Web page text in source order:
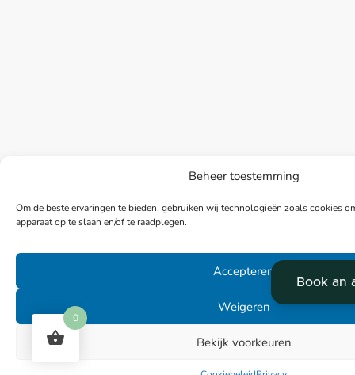
Beheer toestemming
Om de beste ervaringen te bieden, gebruiken wij technologieën zoals cookies
apparaat op te slaan en/of te raadplegen.
Accepteren
Weigeren
Bekijk voorkeuren
0